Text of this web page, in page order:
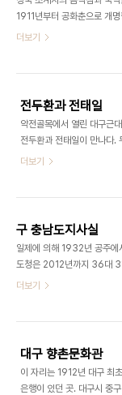
1911년부터 공화춘으로 개
면박물관. 화강암 석축 위의
더보기
전두환과 전태일
약전골목에서 열린 대구근
전두환과 전태일이 만나다.
는 우리의 몫. ​​​
더보기
구 충남도지사실
일제에 의해 1932년 공주에
도청은 2012년까지 36대
고 지금은 홍성예산의 내포
더보기
대구 향촌문화관
이 자리는 1912년 대구 최
은행이 있던 곳. 대구시 중